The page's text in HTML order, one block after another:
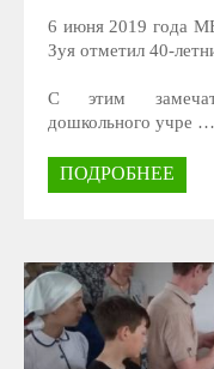
6 июня 2019 года
Зуя отметил 40-
С этим
дошкольного учре …
ПОДРОБНЕЕ